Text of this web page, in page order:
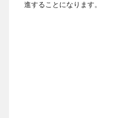
進することになります。